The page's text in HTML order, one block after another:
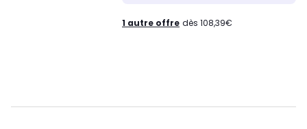
1 autre offre dès 108,39€